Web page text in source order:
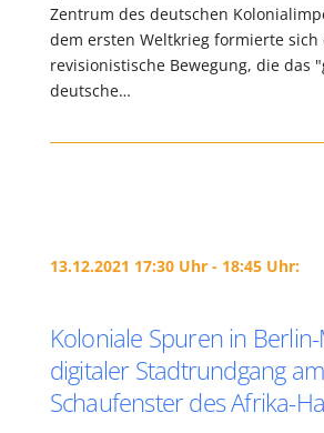
Zentrum des deutschen
dem ersten Weltkrieg formierte sich
revisionistische Bewegung, die das
deutsche…
13.12.2021 17:30 Uhr - 18:45 Uhr:
Koloniale Spuren in
digitaler Stadtrundgang am
Schaufenster des Afrika-